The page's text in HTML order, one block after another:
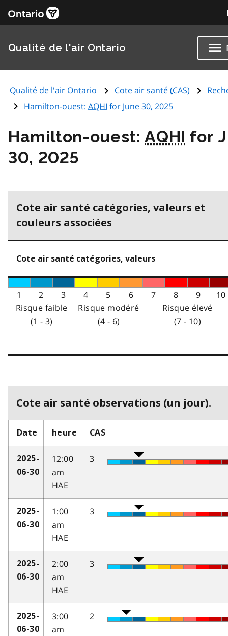
Qualité de l'air Ontario
Qualité de l'air Ontario Cote air santé (CAS)
Hamilton-ouest:AQHI for June 30, 2025
Hamilton-ouest:AQHI for
30, 2025
Cote air santé catégories, valeurs et
couleurs associées
Cote air santé catégories, valeurs
1 2 3 4 5 6 7 8 9
10
Risque faible
(1 - 3)
Risque modéré
(4 - 6)
Risque élevé
(7 - 10)
Cote air santé observations (un jour).
Date heure CAS
2025-
06-30
12:00
am
HAE
3
2025-
06-30
1:00
am
HAE
3
2025-
06-30
2:00
am
HAE
3
2025-
06-30
3:00
am
2